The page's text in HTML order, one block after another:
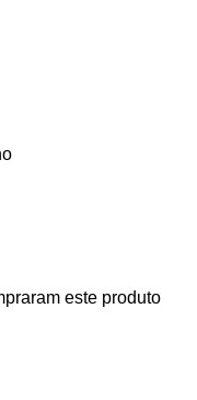
este produto